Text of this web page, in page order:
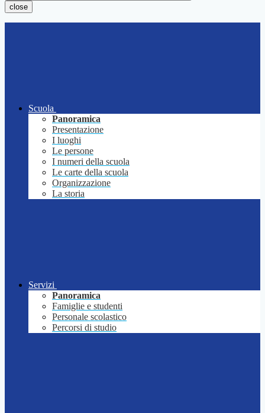
close
Scuola
Panoramica
Presentazione
I luoghi
Le persone
I numeri della scuola
Le carte della scuola
Organizzazione
La storia
Servizi
Panoramica
Famiglie e studenti
Personale scolastico
Percorsi di studio